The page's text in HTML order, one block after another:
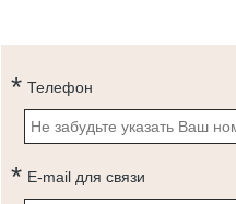
Телефон
E-mail для связи